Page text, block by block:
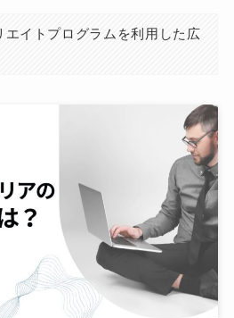
エイトプログラムを利用した広